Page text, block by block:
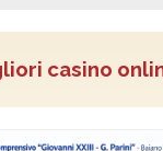
casino